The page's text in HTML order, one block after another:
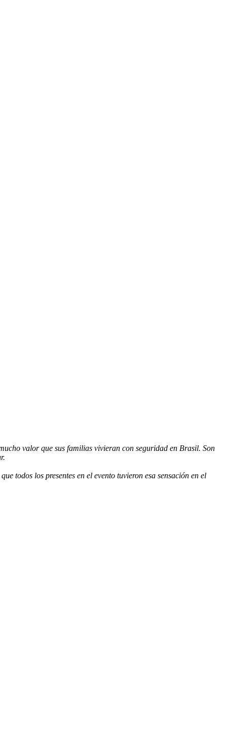
valor que sus familias vivieran con seguridad en Brasil. Son
todos los presentes en el evento tuvieron esa sensación en el